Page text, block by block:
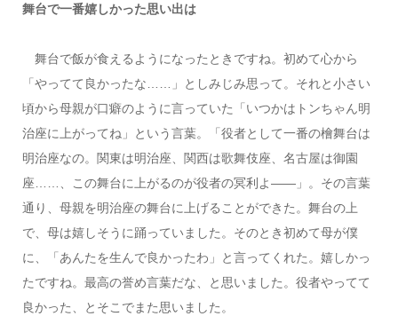
舞台で一番嬉しかった思い出は
舞台で飯が食えるようになったときですね。初めて心から
「やってて良かったな……」としみじみ思って。それと小さい
頃から母親が口癖のように言っていた「いつかはトンちゃん明
治座に上がってね」という言葉。「役者として一番の檜舞台は
明治座なの。関東は明治座、関西は歌舞伎座、名古屋は御園
座……、この舞台に上がるのが役者の冥利よ――」。その言葉
通り、母親を明治座の舞台に上げることができた。舞台の上
で、母は嬉しそうに踊っていました。そのとき初めて母が僕
に、「あんたを生んで良かったわ」と言ってくれた。嬉しかっ
たですね。最高の誉め言葉だな、と思いました。役者やってて
良かった、とそこでまた思いました。